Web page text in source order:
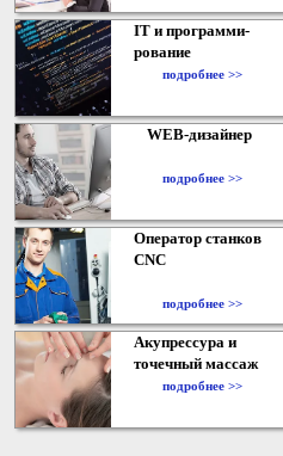
IT и программи-
рование
подробнее >>
WEB-дизайнер
подробнее >>
Оператор станков
CNC
подробнее >>
Акупрессура и
точечный массаж
подробнее >>